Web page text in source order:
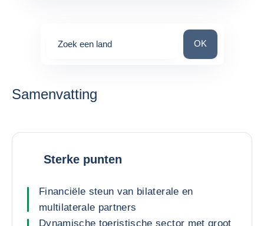
Zoek een land Zoek een land
OK
Samenvatting
Sterke punten
Financiële steun van bilaterale en
multilaterale partners
Dynamische toeristische sector met groot